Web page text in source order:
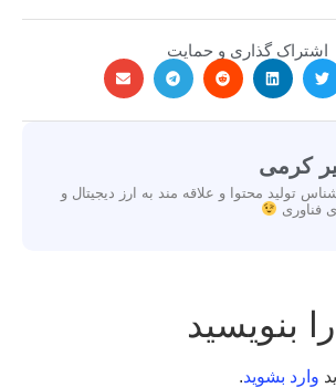
اشتراک گذاری و حمایت
کرمی
تولید محتوا و علاقه مند به ارز دیجیتال و
فناوری
بنویسید
وارد بشوید.